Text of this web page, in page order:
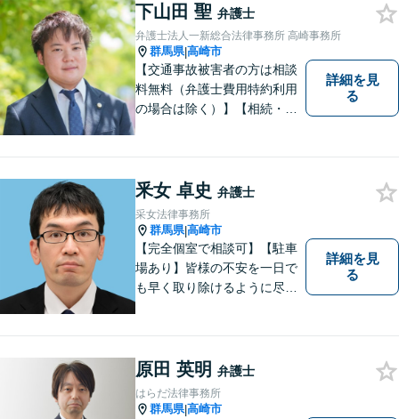
す。お気軽にご相談くださ
い。
下山田 聖 弁護士
弁護士法人一新総合法律事務所 高崎事務所
群馬県|高崎市
【交通事故被害者の方は相談
料無料（弁護士費用特約利用
の場合は除く）】【相続・債
で連携し、問題解決に向けて
取り組みます。おひとりで悩
まずに、お気軽にお問い合わ
せください。
詳細を見
る
釆女 卓史 弁護士
采女法律事務所
群馬県|高崎市
【完全個室で相談可】【駐車
場あり】皆様の不安を一日で
も早く取り除けるように尽力
す。 ※お電話やメールでの無
料法律相談は行っておりませ
ん。
詳細を見
る
原田 英明 弁護士
はらだ法律事務所
群馬県|高崎市